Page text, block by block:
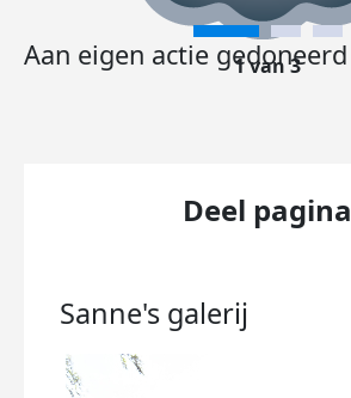
Aan eigen actie gedoneerd
1 van 3
Deel pagina
Sanne's galerij